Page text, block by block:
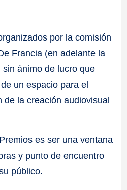
por la comisión
Francia (en adelante la
ánimo de lucro que
un espacio para el
de la creación audiovisual
es ser una ventana
y punto de encuentro
público.